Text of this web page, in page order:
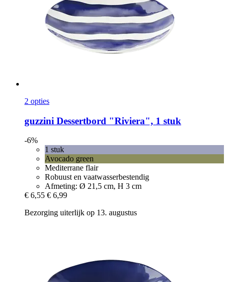
2 opties
guzzini Dessertbord "Riviera", 1 stuk
-6%
1 stuk
Avocado green
Mediterrane flair
Robuust en vaatwasserbestendig
Afmeting: Ø 21,5 cm, H 3 cm
€ 6,55 € 6,99
Bezorging uiterlijk op 13. augustus